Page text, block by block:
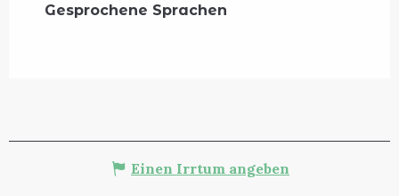
Gesprochene Sprachen
Gesprochene Sprachen
Einen Irrtum angeben